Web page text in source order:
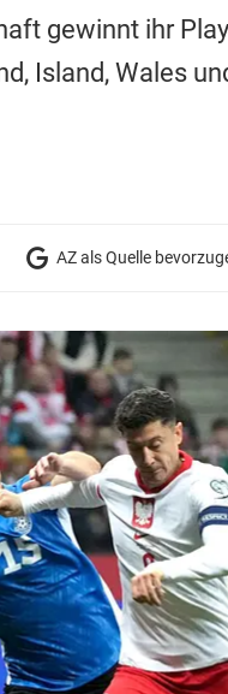
gewinnt ihr
Island, Wales
AZ als Quelle